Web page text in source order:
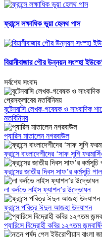
ফ্রান্সে লক্ষাধিক ভুয়া হেলথ পাস
বিয়ানীবাজার পৌর উন্নয়ন সংস্হা
সর্বশেষ সংবাদ
বৃটেনবাসি লেখক-গবেষক ও সাংবাদিক
মতবিনিময়
প্যারিস মাতালেন নগরবাউল
ফ্রান্সে বাংলাদেশীদের ‘সাফ সুশি
ফ্রান্সের জাতীয় দিবস সাফ’র কর্মসূচি
লা কর্নভে নাইস ফ্যাশন’র উদ্ভোধন
ফ্রান্সে পবিত্র ঈদুল আজহা উদযাপন
প্যারিসে বিদ্রোহী কবির ১২৭তম